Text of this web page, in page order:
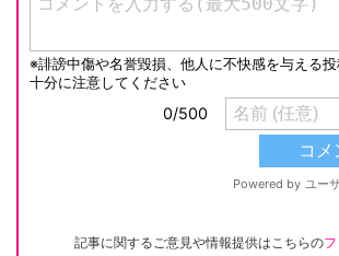
記事に関するご意見や情報提供はこちらの